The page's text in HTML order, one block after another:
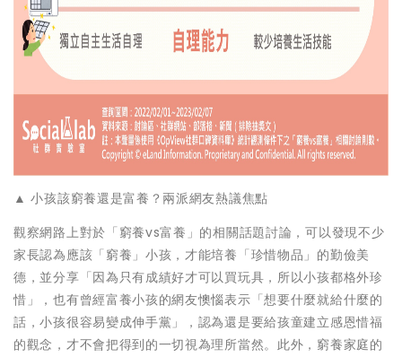
▲ 小孩該窮養還是富養？兩派網友熱議焦點
觀察網路上對於「窮養vs富養」的相關話題討論，可以發現不少
家長認為應該「窮養」小孩，才能培養「珍惜物品」的勤儉美
德，並分享「因為只有成績好才可以買玩具，所以小孩都格外珍
惜」，也有曾經富養小孩的網友懊惱表示「想要什麼就給什麼的
話，小孩很容易變成伸手黨」，認為還是要給孩童建立感恩惜福
的觀念，才不會把得到的一切視為理所當然。此外，窮養家庭的